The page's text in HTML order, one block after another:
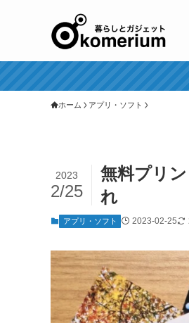
ホーム アプリ・ソフト
無料プリ
れ
2023
2/25
アプリ・ソフト 2023-02-25